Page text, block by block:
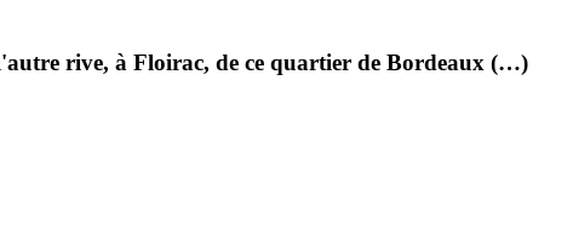
rive, à Floirac, de ce quartier de Bordeaux (…)